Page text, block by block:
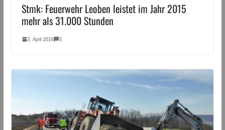
Stmk: Feuerwehr Leoben leistet im Jahr 2015
mehr als 31.000 Stunden
2. April 2016 0